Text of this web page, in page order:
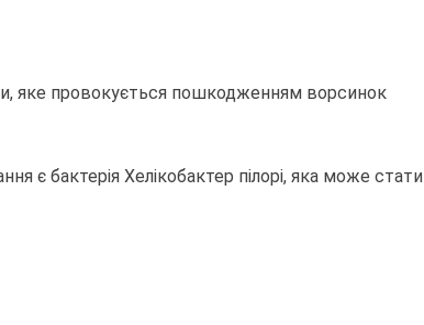
яке провокується пошкодженням ворсинок
є бактерія Хелікобактер пілорі, яка може стати